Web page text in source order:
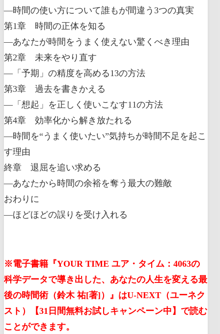
―時間の使い方について誰もが間違う3つの真実
第1章 時間の正体を知る
―あなたが時間をうまく使えない驚くべき理由
第2章 未来をやり直す
―「予期」の精度を高める13の方法
第3章 過去を書きかえる
―「想起」を正しく使いこなす11の方法
第4章 効率化から解き放たれる
―時間を“うまく使いたい”気持ちが時間不足を起こ
す理由
終章 退屈を追い求める
―あなたから時間の余裕を奪う最大の難敵
おわりに
―ほどほどの誤りを受け入れる
※電子書籍『YOUR TIME ユア・タイム：4063の
科学データで導き出した、あなたの人生を変える最
後の時間術（鈴木 祐[著]）』はU-NEXT（ユーネク
スト）【31日間無料お試しキャンペーン中】で読む
ことができます。